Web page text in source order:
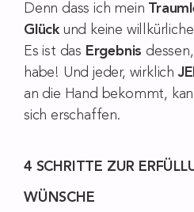
Denn dass ich mein
Glück und keine
Es ist das Ergebnis
habe! Und jeder, wirklich
an die Hand bekommt,
sich erschaffen.
4 SCHRITTE ZUR
WÜNSCHE